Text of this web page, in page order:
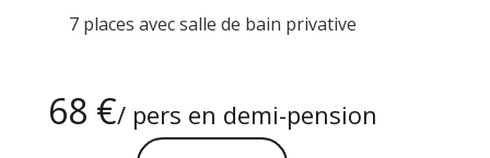
7 places avec salle de bain privative
68 €/ pers en demi-pension